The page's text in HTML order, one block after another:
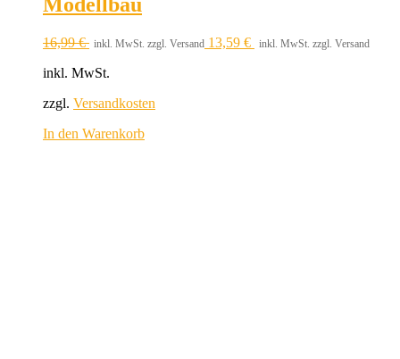
Modellbau
16,99€ inkl. MwSt. zzgl. Versand 13,59 € inkl. MwSt. zzgl. Versand
inkl. MwSt.
zzgl. Versandkosten
In den Warenkorb